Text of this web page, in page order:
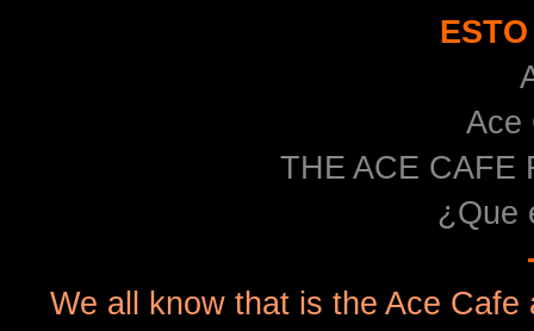
Ace
THE ACE CAFE
¿Que
We all know that is the Ace